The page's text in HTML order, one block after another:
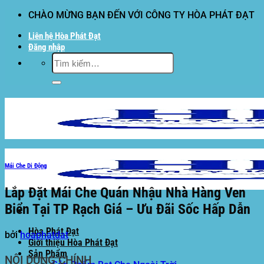
dung
CHÀO MỪNG BẠN ĐẾN VỚI CÔNG TY HÒA PHÁT ĐẠT
Liên hệ Hòa Phát Đạt
Đăng nhập
Tìm
kiếm:
Hòa Phát Đạt
Giới thiệu Hòa Phát Đạt
Sản Phẩm
Mái Che Di Động
Lắp Đặt Mái Che Quán Nhậu Nhà Hàng Ven
Biển Tại TP Rạch Giá – Ưu Đãi Sốc Hấp Dẫn
bởihoaphatdat
NỘI DUNG CHÍNH